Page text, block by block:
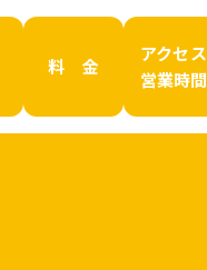
料 金
アクセス
営業時間